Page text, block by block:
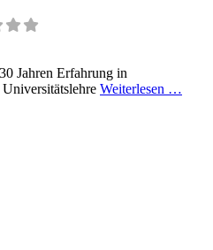
Jahren Erfahrung in
Weiterlesen …